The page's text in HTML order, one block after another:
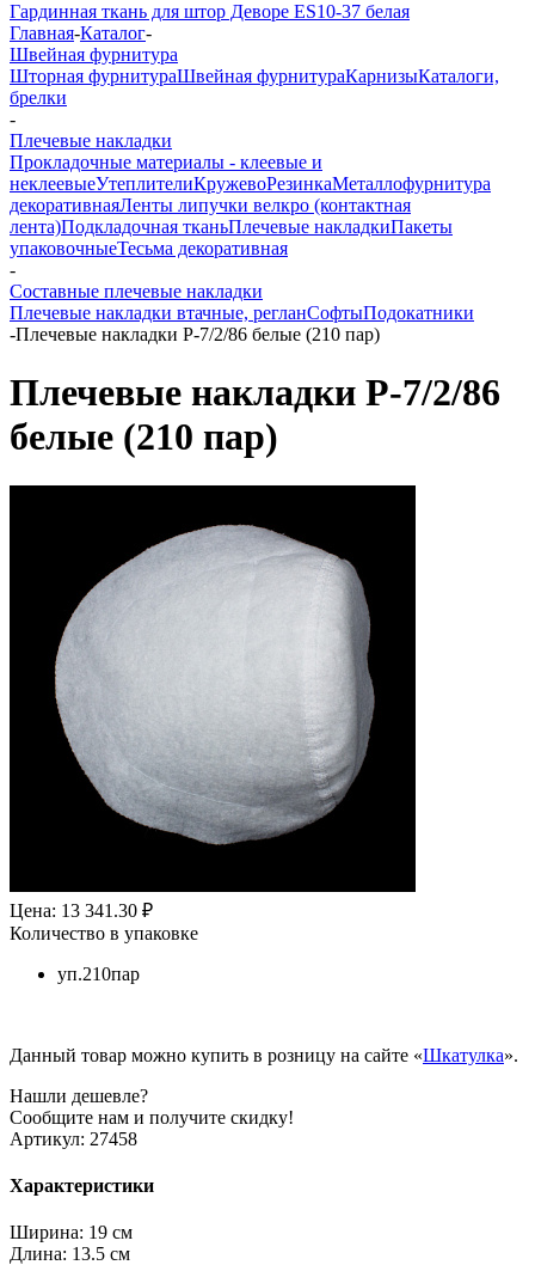
Гардинная ткань для штор Деворе ES10-37 белая
Главная-Каталог-
Швейная фурнитура
Шторная фурнитураШвейная фурнитураКарнизыКаталоги,
брелки
-
Плечевые накладки
Прокладочные материалы - клеевые и
неклеевыеУтеплителиКружевоРезинкаМеталлофурнитура
декоративнаяЛенты липучки велкро (контактная
лента)Подкладочная тканьПлечевые накладкиПакеты
упаковочныеТесьма декоративная
-
Составные плечевые накладки
Плечевые накладки втачные, регланСофтыПодокатники
-Плечевые накладки Р-7/2/86 белые (210 пар)
Плечевые накладки Р-7/2/86
белые (210 пар)
Цена: 13 341.30 ₽
Количество в упаковке
уп.210пар
Данный товар можно купить в розницу на сайте «Шкатулка».
Нашли дешевле?
Сообщите нам и получите скидку!
Артикул: 27458
Характеристики
Ширина: 19 см
Длина: 13.5 см